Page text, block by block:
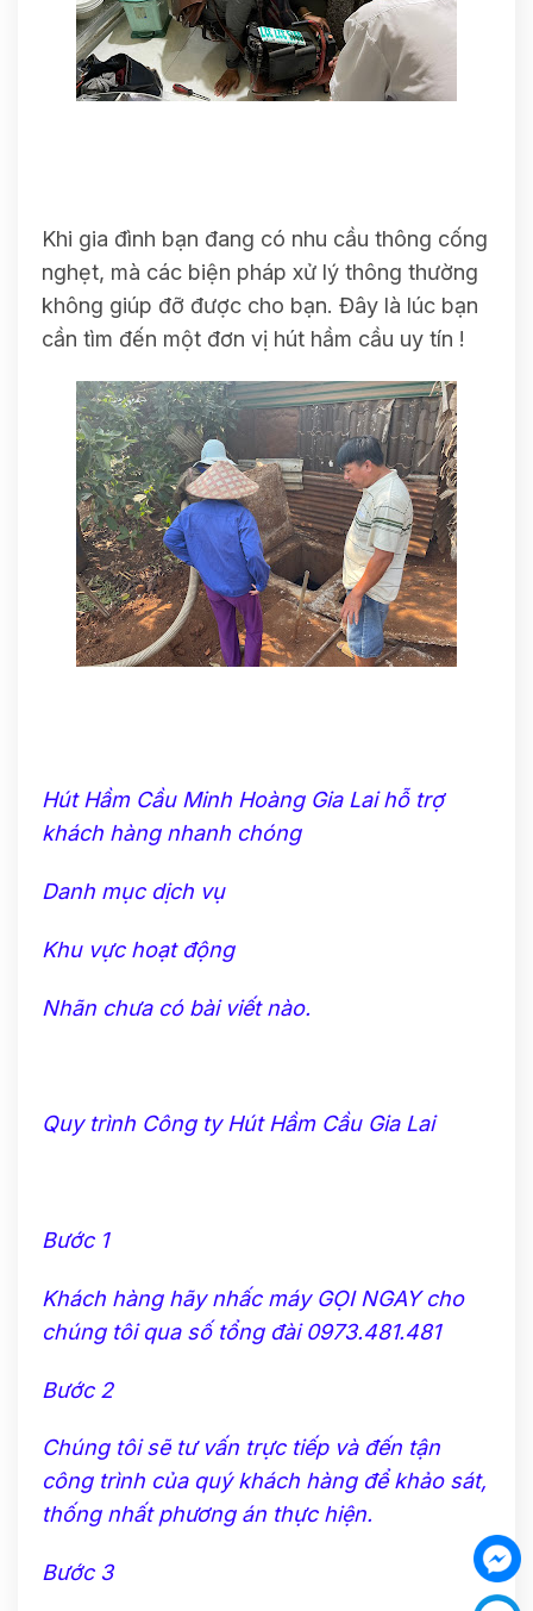
Khi gia đình bạn đang có nhu cầu thông cống
nghẹt, mà các biện pháp xử lý thông thường
không giúp đỡ được cho bạn. Đây là lúc bạn
cần tìm đến một đơn vị hút hầm cầu uy tín !
Hút Hầm Cầu Minh Hoàng Gia Lai hỗ trợ
khách hàng nhanh chóng
Danh mục dịch vụ
Khu vực hoạt động
Nhãn chưa có bài viết nào.
Quy trình Công ty Hút Hầm Cầu Gia Lai
Bước 1
Khách hàng hãy nhấc máy GỌI NGAY cho
chúng tôi qua số tổng đài 0973.481.481
Bước 2
Chúng tôi sẽ tư vấn trực tiếp và đến tận
công trình của quý khách hàng để khảo sát,
thống nhất phương án thực hiện.
Bước 3